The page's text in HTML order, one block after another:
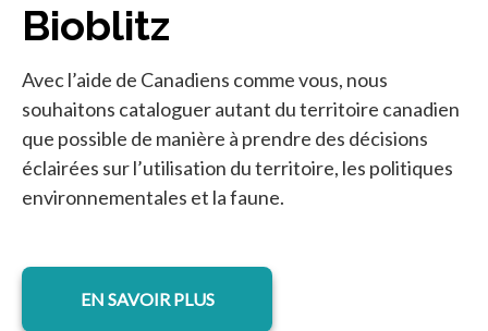
Bioblitz
Avec l’aide de Canadiens comme vous, nous
souhaitons cataloguer autant du territoire canadien
que possible de manière à prendre des décisions
éclairées sur l’utilisation du territoire, les politiques
environnementales et la faune.
EN SAVOIR PLUS